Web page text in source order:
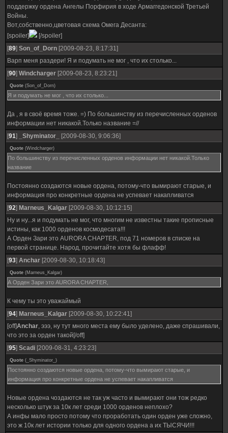
поддержку ордена Ангелы Порфирия в ходе Армаггедонской Третьей
Войны.
Вот,собственно,цветовая схема Омега Десанта:
[spoiler]
[/spoiler]
[89] Son_of_Dorn [2009-08-23, 8:17:31]
Варп меня раздери! Я и подумать не мог , что их столько...
[90] Windcharger [2009-08-23, 8:23:21]
Quote (Son_of_Dorn)
Я и подумать не мог , что их столько...
Да , я в своё время тоже. =) По большинству из перечисленных орденов
информации нет никакой.Только название =//
[91] _Shyminator_ [2009-08-30, 9:06:36]
Quote (Windcharger)
По большинству из перечисленных орденов информации нет никакой.Только
название
Постоянно создаются новые ордена, потому-что вымирают старые, и
информация про конкретные ордена не успевает накапливатся
[92] Marneus_Kalgar [2009-08-30, 10:12:15]
Ну и ну...я и подумать не мог, что многим не известны такие прописные
истины, как 1000 орденов космодесата!!!
А Орден Зари это AURORA CHAPTER, под 71 номеров в списке на
первой странице. Народ, прочитайте хотя бы флафф!
[93] Anchar [2009-08-30, 10:18:43]
Quote (Marneus_Kalgar)
А Орден Зари это AURORA CHAPTER,
К чему ты это уважаймый
[94] Marneus_Kalgar [2009-08-30, 10:22:41]
[off]Anchar, эээ, ну тут много места ему было уделено, даже спрашивали,
что это за орден такой[/off]
[95] Scadi [2009-08-31, 4:23:23]
Quote ( _Shyminator_ )
Постоянно создаются новые ордена, потому-что вымирают старые, и
информация про конкретные ордена не успевает накапливатся
Новые ордена чоздаются не так уж часто и вымирают они тож редко
несколько штук за 10к лет среди 1000 орденов неплохо?
А инфы мало просто потому что проработать один орден уже сложно,
это ж 10к лет истории только для одного ордена а их ТЫСЯЧИ!!!